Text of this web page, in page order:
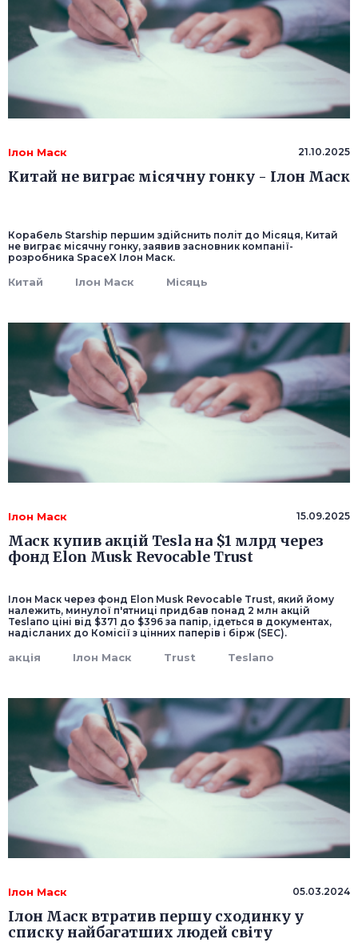
Ілон Маск 21.10.2025
Китай не виграє місячну гонку - Ілон Маск
Корабель Starship першим здійснить політ до Місяця, Китай
не виграє місячну гонку, заявив засновник компанії-
розробника SpaceX Ілон Маск.
Китай Ілон Маск Місяць
Ілон Маск 15.09.2025
Маск купив акцій Tesla на $1 млрд через
фонд Elon Musk Revocable Trust
Ілон Маск через фонд Elon Musk Revocable Trust, який йому
належить, минулої п'ятниці придбав понад 2 млн акцій
Teslaпо ціні від $371 до $396 за папір, ідеться в документах,
надісланих до Комісії з цінних паперів і бірж (SEC).
акція Ілон Маск Trust Teslaпо
Ілон Маск 05.03.2024
Ілон Маск втратив першу сходинку у
списку найбагатших людей світу